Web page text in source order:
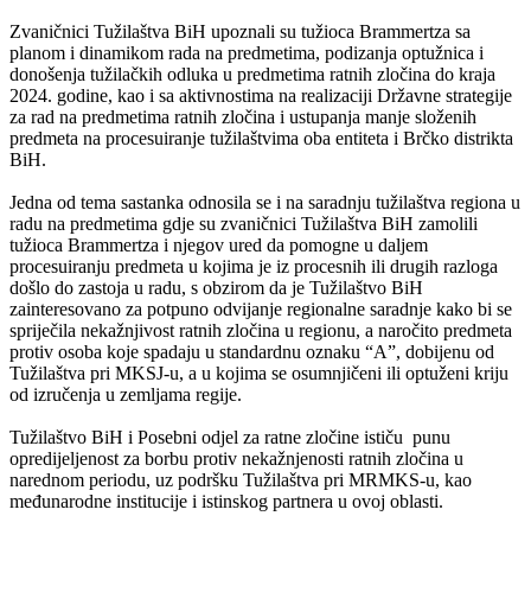
Zvaničnici Tužilaštva BiH upoznali su tužioca Brammertza sa
planom i dinamikom rada na predmetima, podizanja optužnica i
donošenja tužilačkih odluka u predmetima ratnih zločina do kraja
2024. godine, kao i sa aktivnostima na realizaciji Državne strategije
za rad na predmetima ratnih zločina i ustupanja manje složenih
predmeta na procesuiranje tužilaštvima oba entiteta i Brčko distrikta
BiH.
Jedna od tema sastanka odnosila se i na saradnju tužilaštva regiona u
radu na predmetima gdje su zvaničnici Tužilaštva BiH zamolili
tužioca Brammertza i njegov ured da pomogne u daljem
procesuiranju predmeta u kojima je iz procesnih ili drugih razloga
došlo do zastoja u radu, s obzirom da je Tužilaštvo BiH
zainteresovano za potpuno odvijanje regionalne saradnje kako bi se
spriječila nekažnjivost ratnih zločina u regionu, a naročito predmeta
protiv osoba koje spadaju u standardnu oznaku “A”, dobijenu od
Tužilaštva pri MKSJ-u, a u kojima se osumnjičeni ili optuženi kriju
od izručenja u zemljama regije.
Tužilaštvo BiH i Posebni odjel za ratne zločine ističu punu
opredijeljenost za borbu protiv nekažnjenosti ratnih zločina u
narednom periodu, uz podršku Tužilaštva pri MRMKS-u, kao
međunarodne institucije i istinskog partnera u ovoj oblasti.